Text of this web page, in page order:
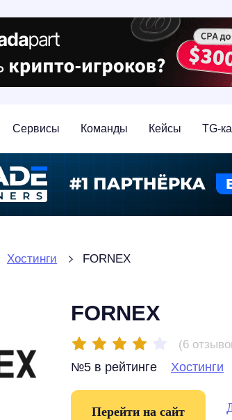
Сервисы Команды Кейсы TG-
Хостинги FORNEX
FORNEX
(6
№5 в рейтинге Хостинги
Перейти на сайт